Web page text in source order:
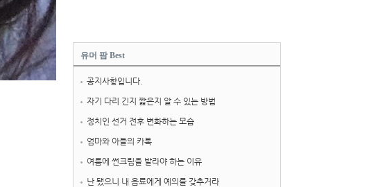
유머 팜 Best
공지사항입니다.
자기 다리 긴지 짧은지 알 수 있는 방법
정치인 선거 전후 변화하는 모습
엄마와 아들의 카톡
여름에 썬크림을 발라야 하는 이유
난 됐으니 내 음료에게 예의를 갖추거라